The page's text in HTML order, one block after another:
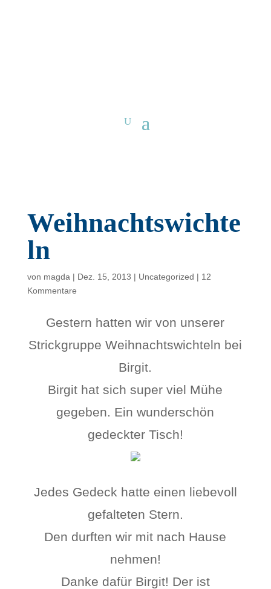
Weihnachtswichte
ln
von magda | Dez. 15, 2013 | Uncategorized | 12
Kommentare
Gestern hatten wir von unserer
Strickgruppe Weihnachtswichteln bei
Birgit.
Birgit hat sich super viel Mühe
gegeben. Ein wunderschön
gedeckter Tisch!
Jedes Gedeck hatte einen liebevoll
gefalteten Stern.
Den durften wir mit nach Hause
nehmen!
Danke dafür Birgit! Der ist